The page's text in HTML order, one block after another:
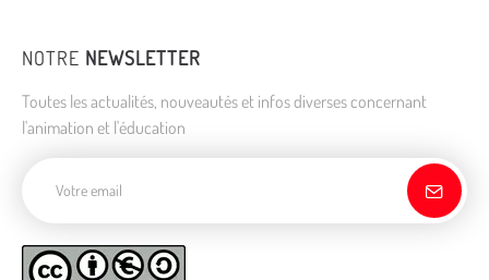
NOTRE NEWSLETTER
Toutes les actualités, nouveautés et infos diverses concernant
l'animation et l'éducation